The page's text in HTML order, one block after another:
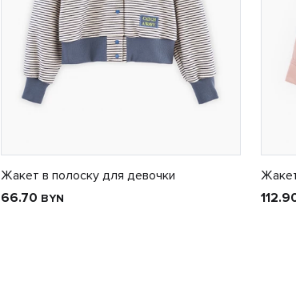
Жакет в полоску для девочки
66.70 BYN